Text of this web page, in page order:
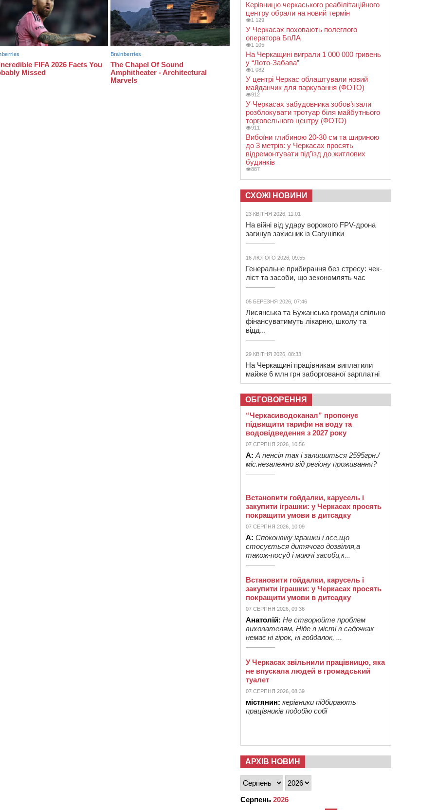
Керівницю черкаського реабілітаційного
центру обрали на новий термін
1 129
У Черкасах поховають полеглого
оператора БпЛА
1 105
На Черкащині виграли 1 000 000 гривень
у “Лото-Забава”
1 082
У центрі Черкас облаштували новий
майданчик для паркування (ФОТО)
912
У Черкасах забудовника зобов’язали
розблокувати тротуар біля майбутнього
торговельного центру (ФОТО)
911
Вибоїни глибиною 20-30 см та шириною
до 3 метрів: у Черкасах просять
відремонтувати під’їзд до житлових
будинків
887
СХОЖІ НОВИНИ
23 КВІТНЯ 2026, 11:01
На війні від удару ворожого FPV-дрона
загинув захисник із Сагунівки
16 ЛЮТОГО 2026, 09:55
Генеральне прибирання без стресу: чек-
ліст та засоби, що зекономлять час
05 БЕРЕЗНЯ 2026, 07:46
Лисянська та Бужанська громади спільно
фінансуватимуть лікарню, школу та
відд...
29 КВІТНЯ 2026, 08:33
На Черкащині працівникам виплатили
майже 6 млн грн заборгованої зарплатні
ОБГОВОРЕННЯ
“Черкасиводоканал” пропонує
підвищити тарифи на воду та
водовідведення з 2027 року
07 СЕРПНЯ 2026, 10:56
А: А пенсія так і залишиться 2595грн./
міс.незалежно від регіону проживання?
Встановити гойдалки, карусель і
закупити іграшки: у Черкасах просять
покращити умови в дитсадку
07 СЕРПНЯ 2026, 10:09
А: Споконвіку іграшки і все,що
стосується дитячого дозвілля,а
також-посуд і миючі засоби,к...
Встановити гойдалки, карусель і
закупити іграшки: у Черкасах просять
покращити умови в дитсадку
07 СЕРПНЯ 2026, 09:36
Анатолій: Не створюйте проблем
вихователям. Ніде в місті в садочках
немає ні гірок, ні гойдалок, ...
У Черкасах звільнили працівницю, яка
не впускала людей в громадський
туалет
07 СЕРПНЯ 2026, 08:39
містянин: керівники підбирають
працівників подобію собі
АРХІВ НОВИН
Серпень 2026